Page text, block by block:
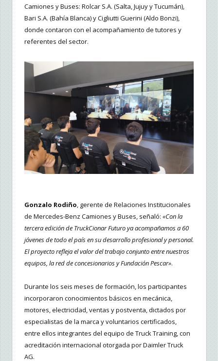
Camiones y Buses: Rolcar S.A. (Salta, Jujuy y Tucumán),
Bari S.A. (Bahía Blanca) y Cigliutti Guerini (Aldo Bonzi),
donde contaron con el acompañamiento de tutores y
referentes del sector.
Gonzalo Rodiño, gerente de Relaciones Institucionales
de Mercedes-Benz Camiones y Buses, señaló: «Con la
tercera edición de TruckCionar Futuro ya acompañamos a 60
jóvenes de todo el país en su desarrollo profesional y personal.
El proyecto refleja el valor del trabajo conjunto entre nuestros
equipos, la red de concesionarios y Fundación Pescar».
Durante los seis meses de formación, los participantes
incorporaron conocimientos básicos en mecánica,
motores, electricidad, ventas y postventa, dictados por
especialistas de la marca y voluntarios certificados,
entre ellos integrantes del equipo de Truck Training, con
acreditación internacional otorgada por Daimler Truck
AG.